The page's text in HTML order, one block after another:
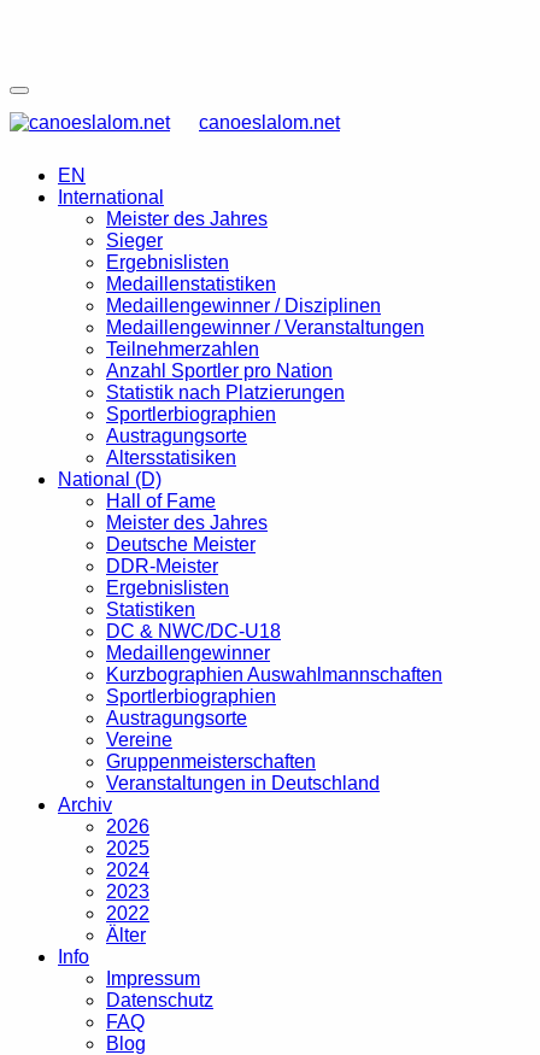
canoeslalom.net
EN
International
Meister des Jahres
Sieger
Ergebnislisten
Medaillenstatistiken
Medaillengewinner / Disziplinen
Medaillengewinner / Veranstaltungen
Teilnehmerzahlen
Anzahl Sportler pro Nation
Statistik nach Platzierungen
Sportlerbiographien
Austragungsorte
Altersstatisiken
National (D)
Hall of Fame
Meister des Jahres
Deutsche Meister
DDR-Meister
Ergebnislisten
Statistiken
DC & NWC/DC-U18
Medaillengewinner
Kurzbographien Auswahlmannschaften
Sportlerbiographien
Austragungsorte
Vereine
Gruppenmeisterschaften
Veranstaltungen in Deutschland
Archiv
2026
2025
2024
2023
2022
Älter
Info
Impressum
Datenschutz
FAQ
Blog